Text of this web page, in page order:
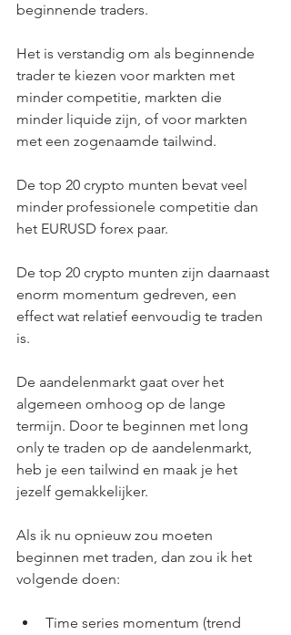
beginnende traders.
Het is verstandig om als beginnende
trader te kiezen voor markten met
minder competitie, markten die
minder liquide zijn, of voor markten
met een zogenaamde tailwind.
De top 20 crypto munten bevat veel
minder professionele competitie dan
het EURUSD forex paar.
De top 20 crypto munten zijn daarnaast
enorm momentum gedreven, een
effect wat relatief eenvoudig te traden
is.
De aandelenmarkt gaat over het
algemeen omhoog op de lange
termijn. Door te beginnen met long
only te traden op de aandelenmarkt,
heb je een tailwind en maak je het
jezelf gemakkelijker.
Als ik nu opnieuw zou moeten
beginnen met traden, dan zou ik het
volgende doen:
Time series momentum (trend